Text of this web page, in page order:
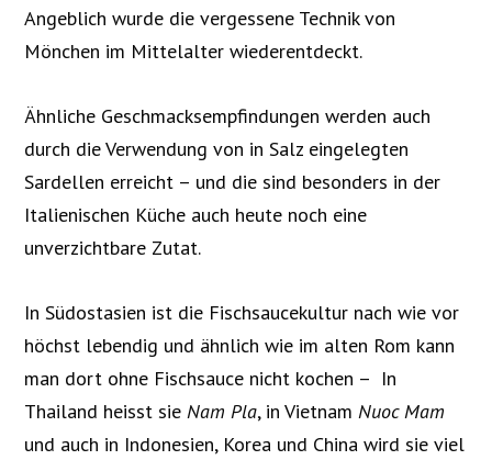
Angeblich wurde die vergessene Technik von
Mönchen im Mittelalter wiederentdeckt.
Ähnliche Geschmacksempfindungen werden auch
durch die Verwendung von in Salz eingelegten
Sardellen erreicht – und die sind besonders in der
Italienischen Küche auch heute noch eine
unverzichtbare Zutat.
In Südostasien ist die Fischsaucekultur nach wie vor
höchst lebendig und ähnlich wie im alten Rom kann
man dort ohne Fischsauce nicht kochen – In
Thailand heisst sieNam Pla, in VietnamNuoc Mam
und auch in Indonesien, Korea und China wird sie viel